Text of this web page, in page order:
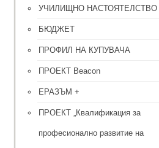
УЧИЛИЩНО НАСТОЯТЕЛСТВО
БЮДЖЕТ
ПРОФИЛ НА КУПУВАЧА
ПРОЕКТ Beacon
ЕРАЗЪМ +
ПРОЕКТ „Квалификация за
професионално развитие на